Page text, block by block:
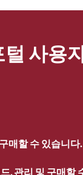
사용
매할 수 있습니다.
, 관리 및 구매할